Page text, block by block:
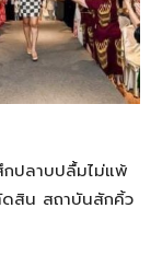
ปลาบปลื้มไม่แพ้
ดสิน สถาบันสักคิ้ว